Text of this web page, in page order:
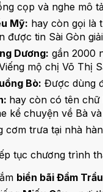
cọp và nghe mô
Mỹ: hay còn gọi là
được tin Sài Gòn
Dương: gần 2000
mộ chị Võ Thị
Bò: Được dùng
hay còn có tên chữ
kể chuyện về Bà
cơm trưa tại nhà
tục chương trình
biển bãi Đầm Trầu